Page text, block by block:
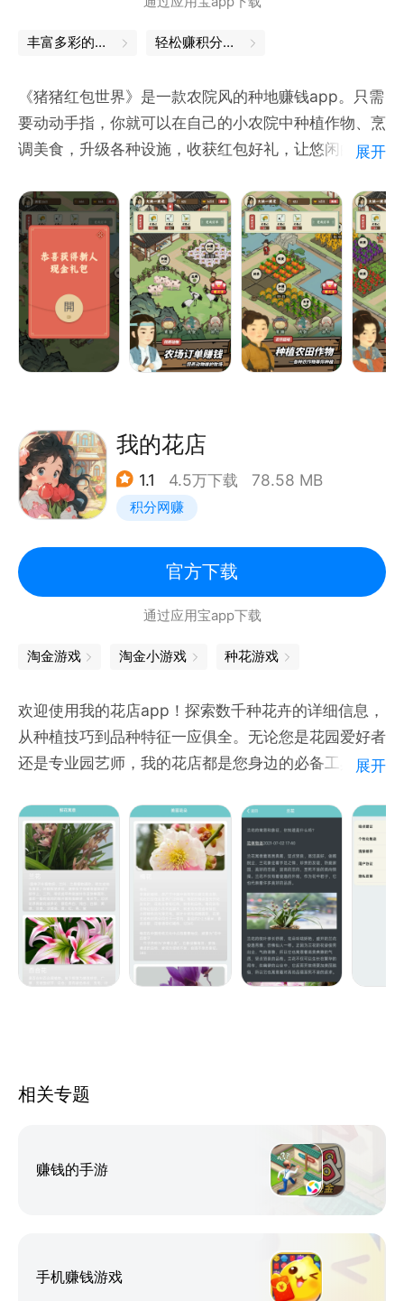
丰富多彩的农业经营，等你来玩 轻松赚积分，畅玩游戏
《猪猪红包世界》是一款农院风的种地赚钱app。只需
要动动手指，你就可以在自己的小农院中种植作物、烹
调美食，升级各种设施，收获红包好礼，让悠闲的农院
展开
我的花店
1.1 4.5万下载 78.58 MB
积分网赚
官方下载
通过应用宝app下载
淘金游戏 淘金小游戏 种花游戏
欢迎使用我的花店app！探索数千种花卉的详细信息，
从种植技巧到品种特征一应俱全。无论您是花园爱好者
还是专业园艺师，我的花店都是您身边的必备工具——
花语含义。通过简洁易用的界面，随时随地掌握花卉知
识，让您的园艺之旅更加愉快！
展开
相关专题
赚钱的手游
手机赚钱游戏